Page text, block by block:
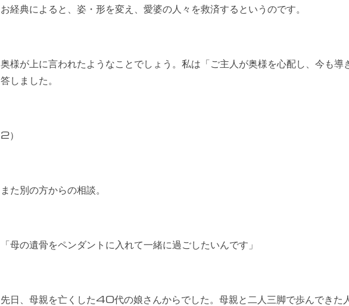
お経典によると、姿・形を変え、愛婆の人々を救済するというのです。
奥様が上に言われたようなことでしょう。私は「ご主人が奥様を心配し、今も導
答しました。
2）
また別の方からの相談。
「母の遺骨をペンダントに入れて一緒に過ごしたいんです」
先日、母親を亡くした40代の娘さんからでした。母親と二人三脚で歩んできた人